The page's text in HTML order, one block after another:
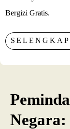
Bergizi Gratis.
Negara: